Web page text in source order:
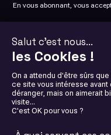
En vous abonnant, vous
© 2026 SCorp-io. Tous
Breynat